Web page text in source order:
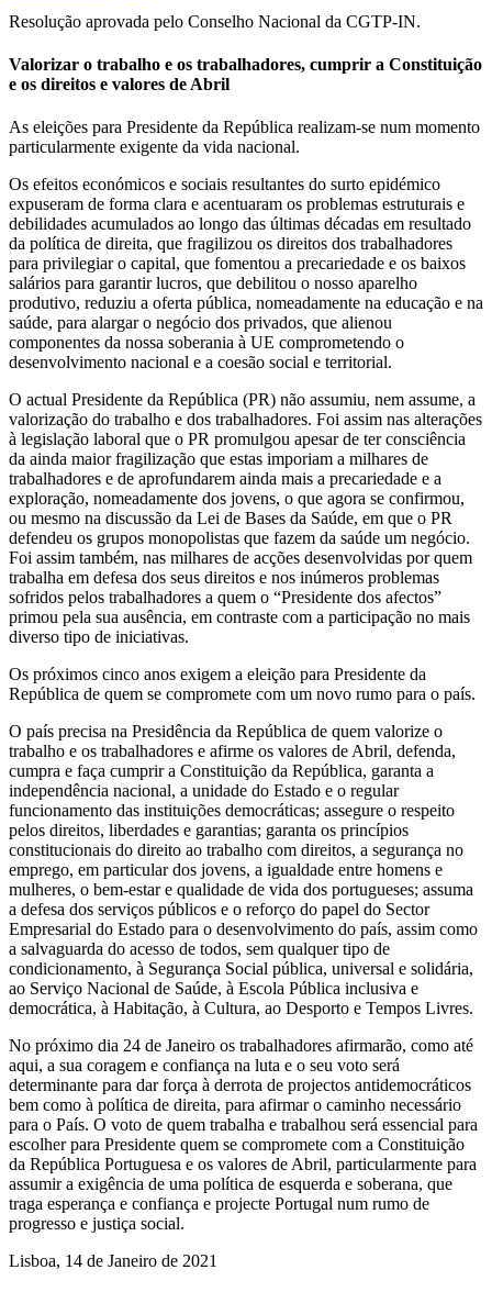
Resolução aprovada pelo Conselho Nacional da CGTP-IN.
Valorizar o trabalho e os trabalhadores, cumprir a Constituição
e os direitos e valores de Abril
As eleições para Presidente da República realizam-se num momento
particularmente exigente da vida nacional.
Os efeitos económicos e sociais resultantes do surto epidémico
expuseram de forma clara e acentuaram os problemas estruturais e
debilidades acumulados ao longo das últimas décadas em resultado
da política de direita, que fragilizou os direitos dos trabalhadores
para privilegiar o capital, que fomentou a precariedade e os baixos
salários para garantir lucros, que debilitou o nosso aparelho
produtivo, reduziu a oferta pública, nomeadamente na educação e na
saúde, para alargar o negócio dos privados, que alienou
componentes da nossa soberania à UE comprometendo o
desenvolvimento nacional e a coesão social e territorial.
O actual Presidente da República (PR) não assumiu, nem assume, a
valorização do trabalho e dos trabalhadores. Foi assim nas alterações
à legislação laboral que o PR promulgou apesar de ter consciência
da ainda maior fragilização que estas imporiam a milhares de
trabalhadores e de aprofundarem ainda mais a precariedade e a
exploração, nomeadamente dos jovens, o que agora se confirmou,
ou mesmo na discussão da Lei de Bases da Saúde, em que o PR
defendeu os grupos monopolistas que fazem da saúde um negócio.
Foi assim também, nas milhares de acções desenvolvidas por quem
trabalha em defesa dos seus direitos e nos inúmeros problemas
sofridos pelos trabalhadores a quem o “Presidente dos afectos”
primou pela sua ausência, em contraste com a participação no mais
diverso tipo de iniciativas.
Os próximos cinco anos exigem a eleição para Presidente da
República de quem se compromete com um novo rumo para o país.
O país precisa na Presidência da República de quem valorize o
trabalho e os trabalhadores e afirme os valores de Abril, defenda,
cumpra e faça cumprir a Constituição da República, garanta a
independência nacional, a unidade do Estado e o regular
funcionamento das instituições democráticas; assegure o respeito
pelos direitos, liberdades e garantias; garanta os princípios
constitucionais do direito ao trabalho com direitos, a segurança no
emprego, em particular dos jovens, a igualdade entre homens e
mulheres, o bem-estar e qualidade de vida dos portugueses; assuma
a defesa dos serviços públicos e o reforço do papel do Sector
Empresarial do Estado para o desenvolvimento do país, assim como
a salvaguarda do acesso de todos, sem qualquer tipo de
condicionamento, à Segurança Social pública, universal e solidária,
ao Serviço Nacional de Saúde, à Escola Pública inclusiva e
democrática, à Habitação, à Cultura, ao Desporto e Tempos Livres.
No próximo dia 24 de Janeiro os trabalhadores afirmarão, como até
aqui, a sua coragem e confiança na luta e o seu voto será
determinante para dar força à derrota de projectos antidemocráticos
bem como à política de direita, para afirmar o caminho necessário
para o País. O voto de quem trabalha e trabalhou será essencial para
escolher para Presidente quem se compromete com a Constituição
da República Portuguesa e os valores de Abril, particularmente para
assumir a exigência de uma política de esquerda e soberana, que
traga esperança e confiança e projecte Portugal num rumo de
progresso e justiça social.
Lisboa, 14 de Janeiro de 2021